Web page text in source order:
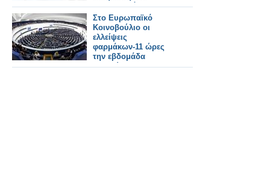
Ευρωπαϊκό
Κοινοβούλιο για τις
ελλείψεις φαρμάκων
στην Ευρώπη
Στο Ευρωπαϊκό
Κοινοβούλιο οι
ελλείψεις
φαρμάκων-11 ώρες
την εβδομάδα
αφιερώνουν οι